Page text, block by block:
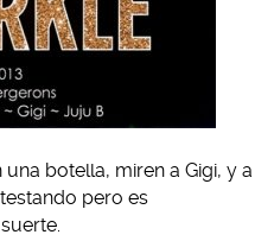
botella, miren a Gigi, y a
pero es